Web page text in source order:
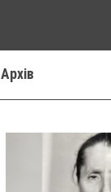
Aрхів